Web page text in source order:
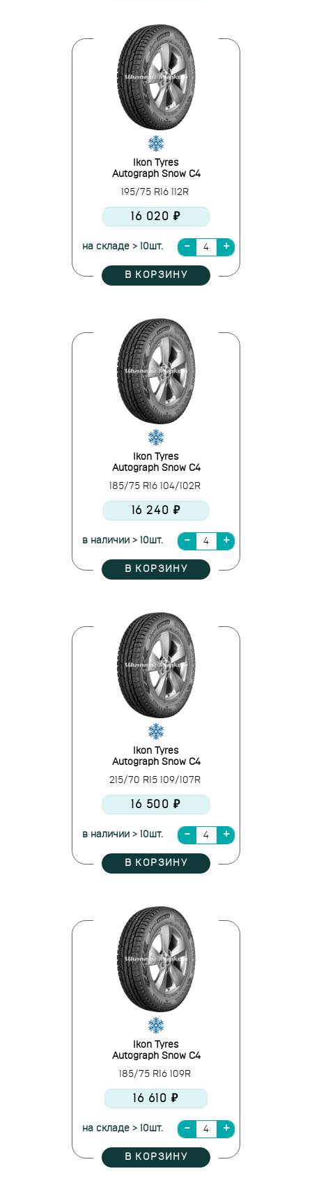
Ikon Tyres
Autograph Snow C4
195/75 R16 112R
16 020 ₽
на складе > 10шт.
В КОРЗИНУ
Ikon Tyres
Autograph Snow C4
185/75 R16 104/102R
16 240 ₽
в наличии > 10шт.
В КОРЗИНУ
Ikon Tyres
Autograph Snow C4
215/70 R15 109/107R
16 500 ₽
в наличии > 10шт.
В КОРЗИНУ
Ikon Tyres
Autograph Snow C4
185/75 R16 109R
16 610 ₽
на складе > 10шт.
В КОРЗИНУ